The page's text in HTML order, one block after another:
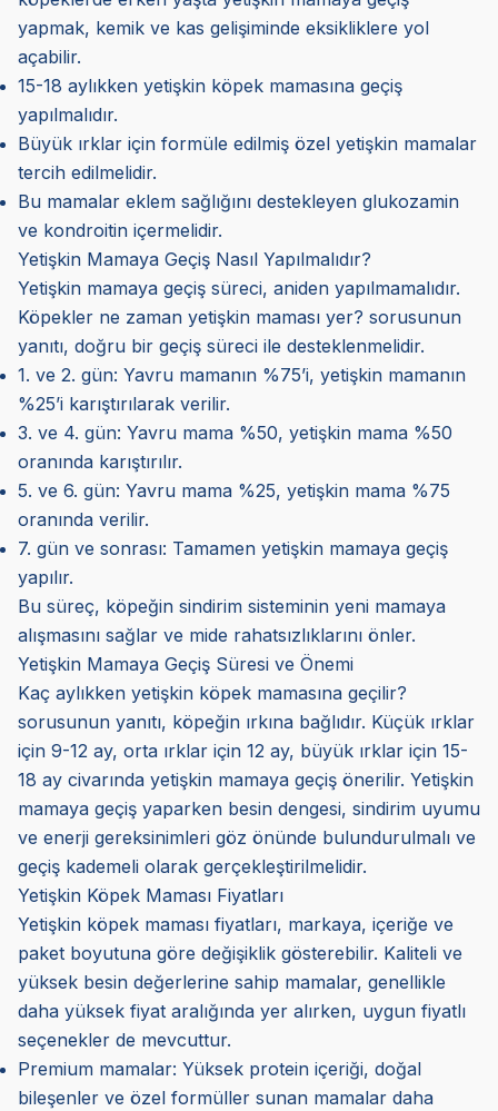
yapmak, kemik ve kas gelişiminde eksikliklere yol
açabilir.
15-18 aylıkken yetişkin köpek mamasına geçiş
yapılmalıdır.
Büyük ırklar için formüle edilmiş özel yetişkin mamalar
tercih edilmelidir.
Bu mamalar eklem sağlığını destekleyen glukozamin
ve kondroitin içermelidir.
Yetişkin Mamaya Geçiş Nasıl Yapılmalıdır?
Yetişkin mamaya geçiş süreci, aniden yapılmamalıdır.
Köpekler ne zaman yetişkin maması yer? sorusunun
yanıtı, doğru bir geçiş süreci ile desteklenmelidir.
1. ve 2. gün: Yavru mamanın %75’i, yetişkin mamanın
%25’i karıştırılarak verilir.
3. ve 4. gün: Yavru mama %50, yetişkin mama %50
oranında karıştırılır.
5. ve 6. gün: Yavru mama %25, yetişkin mama %75
oranında verilir.
7. gün ve sonrası: Tamamen yetişkin mamaya geçiş
yapılır.
Bu süreç, köpeğin sindirim sisteminin yeni mamaya
alışmasını sağlar ve mide rahatsızlıklarını önler.
Yetişkin Mamaya Geçiş Süresi ve Önemi
Kaç aylıkken yetişkin köpek mamasına geçilir?
sorusunun yanıtı, köpeğin ırkına bağlıdır. Küçük ırklar
için 9-12 ay, orta ırklar için 12 ay, büyük ırklar için 15-
18 ay civarında yetişkin mamaya geçiş önerilir. Yetişkin
mamaya geçiş yaparken besin dengesi, sindirim uyumu
ve enerji gereksinimleri göz önünde bulundurulmalı ve
geçiş kademeli olarak gerçekleştirilmelidir.
Yetişkin Köpek Maması Fiyatları
Yetişkin köpek maması fiyatları, markaya, içeriğe ve
paket boyutuna göre değişiklik gösterebilir. Kaliteli ve
yüksek besin değerlerine sahip mamalar, genellikle
daha yüksek fiyat aralığında yer alırken, uygun fiyatlı
seçenekler de mevcuttur.
Premium mamalar: Yüksek protein içeriği, doğal
bileşenler ve özel formüller sunan mamalar daha